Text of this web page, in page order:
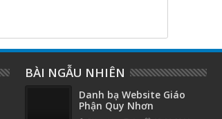
BÀI NGẪU NHIÊN
Danh bạ Website Giáo
Phận Quy Nhơn